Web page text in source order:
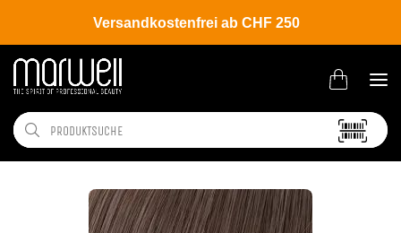
Versandkostenfrei ab CHF 250
Shop Brands Wella